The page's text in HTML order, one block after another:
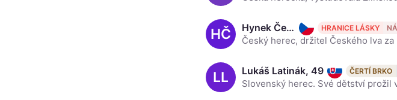
HČ Hynek Čermák, 53 HRANICE LÁSKY
LL Lukáš Latinák, 49 ČERTÍ BRKO